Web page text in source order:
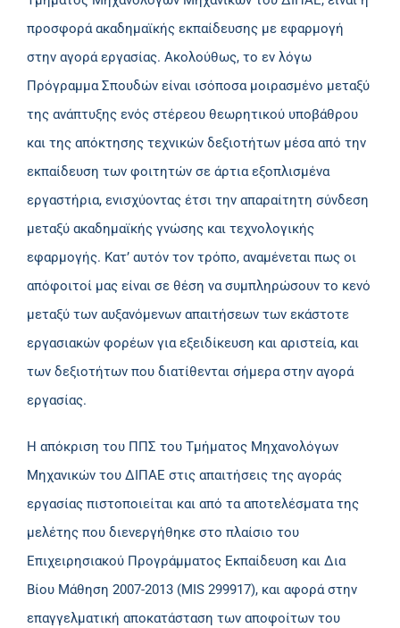
προσφορά ακαδημαϊκής εκπαίδευσης με εφαρμογή
στην αγορά εργασίας. Ακολούθως, το εν λόγω
Πρόγραμμα Σπουδών είναι ισόποσα μοιρασμένο μεταξύ
της ανάπτυξης ενός στέρεου θεωρητικού υποβάθρου
και της απόκτησης τεχνικών δεξιοτήτων μέσα από την
εκπαίδευση των φοιτητών σε άρτια εξοπλισμένα
εργαστήρια, ενισχύοντας έτσι την απαραίτητη σύνδεση
μεταξύ ακαδημαϊκής γνώσης και τεχνολογικής
εφαρμογής. Κατ’ αυτόν τον τρόπο, αναμένεται πως οι
απόφοιτοί μας είναι σε θέση να συμπληρώσουν το κενό
μεταξύ των αυξανόμενων απαιτήσεων των εκάστοτε
εργασιακών φορέων για εξειδίκευση και αριστεία, και
των δεξιοτήτων που διατίθενται σήμερα στην αγορά
εργασίας.
Η απόκριση του ΠΠΣ του Τμήματος Μηχανολόγων
Μηχανικών του ΔΙΠΑΕ στις απαιτήσεις της αγοράς
εργασίας πιστοποιείται και από τα αποτελέσματα της
μελέτης που διενεργήθηκε στο πλαίσιο του
Επιχειρησιακού Προγράμματος Εκπαίδευση και Δια
Βίου Μάθηση 2007-2013 (MIS 299917), και αφορά στην
επαγγελματική αποκατάσταση των αποφοίτων του